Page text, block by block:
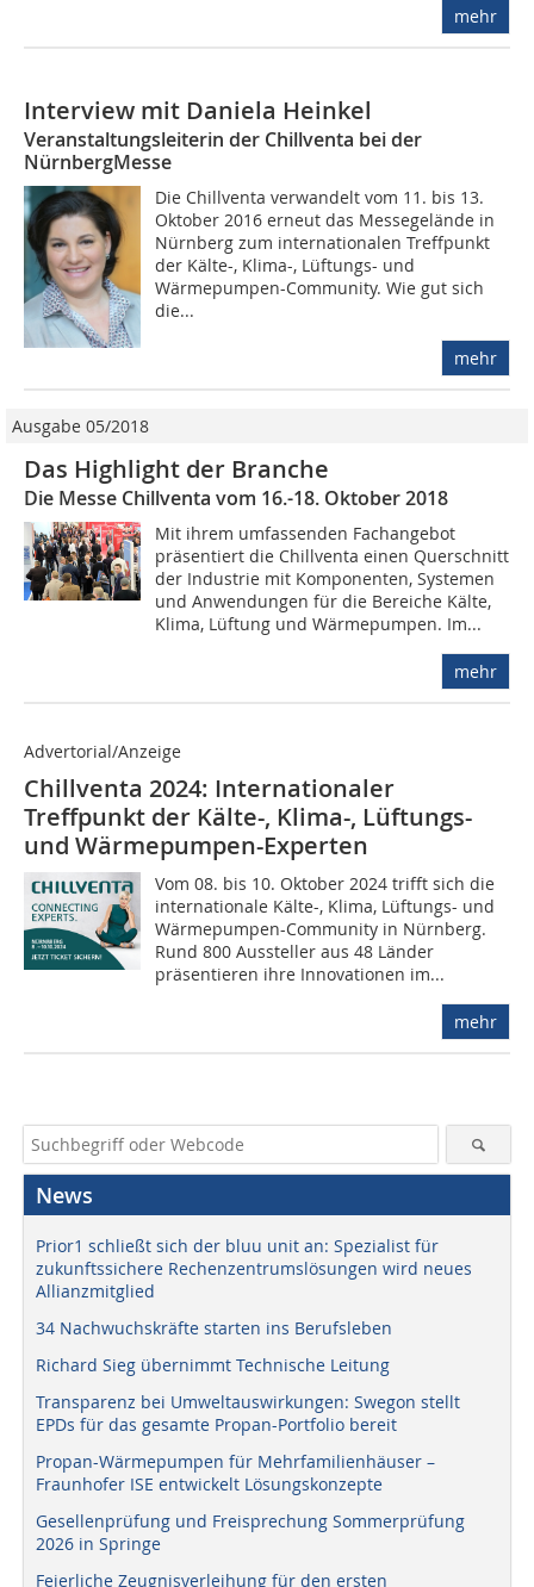
mehr
Interview mit Daniela Heinkel
Veranstaltungsleiterin der Chillventa bei der
NürnbergMesse
Die Chillventa verwandelt vom 11. bis 13.
Oktober 2016 erneut das Messegelände in
Nürnberg zum internationalen Treffpunkt
der Kälte-, Klima-, Lüftungs- und
Wärmepumpen-Community. Wie gut sich
die...
mehr
Ausgabe 05/2018
Das Highlight der Branche
Die Messe Chillventa vom 16.-18. Oktober 2018
Mit ihrem umfassenden Fachangebot
präsentiert die Chillventa einen Querschnitt
der Industrie mit Komponenten, Systemen
und Anwendungen für die Bereiche Kälte,
Klima, Lüftung und Wärmepumpen. Im...
mehr
Advertorial/Anzeige
Chillventa 2024: Internationaler
Treffpunkt der Kälte-, Klima-, Lüftungs-
und Wärmepumpen-Experten
Vom 08. bis 10. Oktober 2024 trifft sich die
internationale Kälte-, Klima, Lüftungs- und
Wärmepumpen-Community in Nürnberg.
Rund 800 Aussteller aus 48 Länder
präsentieren ihre Innovationen im...
mehr
News
Prior1 schließt sich der bluu unit an: Spezialist für
zukunftssichere Rechenzentrumslösungen wird neues
Allianzmitglied
34 Nachwuchskräfte starten ins Berufsleben
Richard Sieg übernimmt Technische Leitung
Transparenz bei Umweltauswirkungen: Swegon stellt
EPDs für das gesamte Propan-Portfolio bereit
Propan-Wärmepumpen für Mehrfamilienhäuser –
Fraunhofer ISE entwickelt Lösungskonzepte
Gesellenprüfung und Freisprechung Sommerprüfung
2026 in Springe
Feierliche Zeugnisverleihung für den ersten